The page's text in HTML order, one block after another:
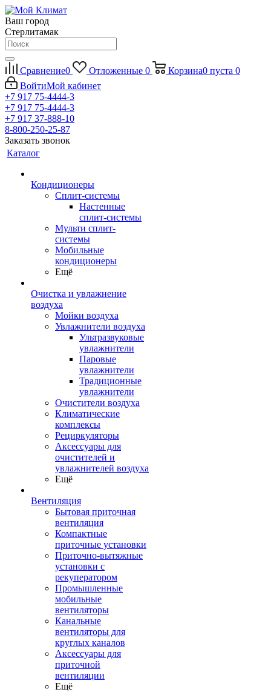
Ваш город
Стерлитамак
Сравнение0 Отложенные 0 Корзина0 пуста 0
ВойтиМой кабинет
+7 917 75-4444-3
+7 917 75-4444-3
+7 917 37-888-10
8-800-250-25-87
Заказать звонок
Каталог
Кондиционеры
Сплит-системы
Настенные
сплит-системы
Мульти сплит-
системы
Мобильные
кондиционеры
Ещё
Очистка и увлажнение
воздуха
Мойки воздуха
Увлажнители воздуха
Ультразвуковые
увлажнители
Паровые
увлажнители
Традиционные
увлажнители
Очистители воздуха
Климатические
комплексы
Рециркуляторы
Аксессуары для
очистителей и
увлажнителей воздуха
Ещё
Вентиляция
Бытовая приточная
вентиляция
Компактные
приточные установки
Приточно-вытяжные
установки с
рекуператором
Промышленные
мобильные
вентиляторы
Канальные
вентиляторы для
круглых каналов
Аксессуары для
приточной
вентиляции
Ещё